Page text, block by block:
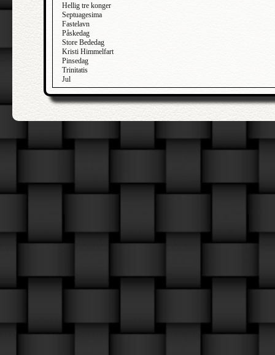
Hellig tre konger
Septuagesima
Fastelavn
Påskedag
Store Bededag
Kristi Himmelfart
Pinsedag
Trinitatis
Jul